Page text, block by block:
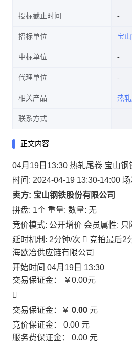
投标截止时间
招标单位 宝
中标单位
代理单位
相关产品 热
联系方式
正文内容
04月19日13:30 热轧尾卷 宝山钢
时间: 2024-04-19 13:30-14:00 场
卖方: 宝山钢铁股份有限公司
拼盘: 1个 重量: 数量: 无
竞价模式: 公开增价 会员属性: 只
延时机制: 2分钟/次  竞拍最后2
海欧冶供应链有限公司
开始时间 04月19日 13:30
交易保证金：
￥0.00元

交易保证金：￥ 0.00 元
竞价保证金： 0.00 元
服务费保证金： 0.00 元